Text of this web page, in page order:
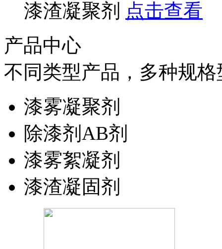
漆渣凝聚剂 点击查看
产品中心
不同类型产品，多种规格
漆雾凝聚剂
除漆剂AB剂
漆雾絮凝剂
漆渣凝固剂